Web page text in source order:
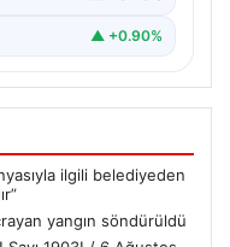
▲ +0.90%
ilgili belediyeden
yangın söndürüldü